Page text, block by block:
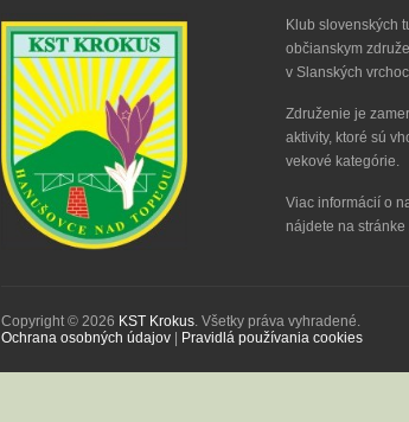
Klub slovenských
občianskym
v Slanských
Združenie je
aktivity, ktoré sú
vekové kategórie.
Viac informácií o
nájdete na stránke „
Copyright © 2026 KST Krokus . Všetky práva vyhradené.
Ochrana osobných údajov | Pravidlá používania cookies